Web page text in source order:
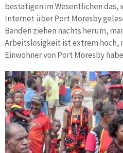
bestätigen im Wesentlichen das,
Internet über Port Moresby
Banden ziehen nachts herum,
Arbeitslosigkeit ist extrem hoch,
Einwohner von Port Moresby